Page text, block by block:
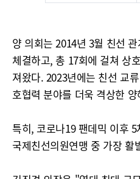
양 의회는 2014년 3월 친선
체결하고, 총 17회에 걸쳐 상
져왔다. 2023년에는 친선 교
호협력 분야를 더욱 격상한
특히, 코로나19 팬데믹 이후
국제친선의원연맹 중 가장 활